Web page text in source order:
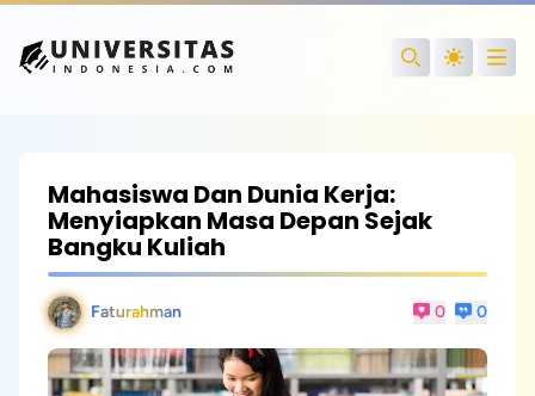
Search
Mahasiswa Dan Dunia Kerja:
Menyiapkan Masa Depan Sejak
Bangku Kuliah
Faturahman 0 0